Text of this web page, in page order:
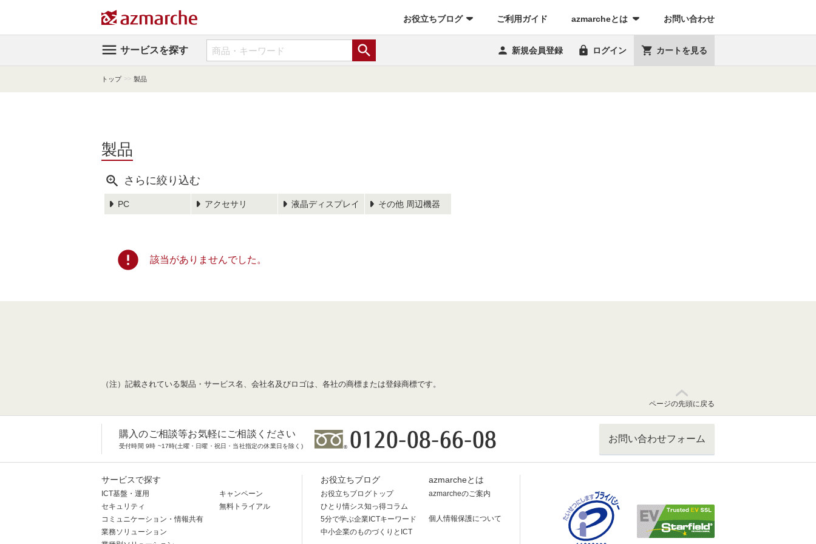
お役立ちブログ ご利用ガイド (current)azmarcheとは お問い合わせ
 サービスを探す   新規会員登録  ログイン  カートを見る
トップ >> 製品
製品
 さらに絞り込む
PC アクセサリ 液晶ディスプレイ その他 周辺機器
error 該当がありませんでした。
（注）記載されている製品・サービス名、会社名及びロゴは、各社の商標または登録商標です。
ページの先頭に戻る
購入のご相談等お気軽にご相談ください
受付時間 9時 ~17時(土曜・日曜・祝日・当社指定の休業日を除く)
お問い合わせフォーム
サービスで探す
ICT基盤・運用
セキュリティ
コミュニケーション・情報共有
業務ソリューション
キャンペーン
無料トライアル
お役立ちブログ
お役立ちブログトップ
ひとり情シス知っ得コラム
5分で学ぶ企業ICTキーワード
中小企業のものづくりとICT
azmarcheとは
azmarcheのご案内
個人情報保護について